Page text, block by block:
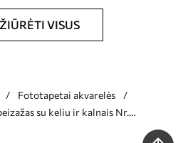
VISUS
Fototapetai akvarelės
su keliu ir kalnais Nr.